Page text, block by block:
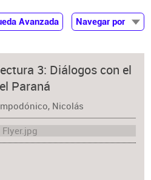
Avanzada
Navegar por
Autor
Colaborador
3: Diálogos con el
Paraná
Nicolás